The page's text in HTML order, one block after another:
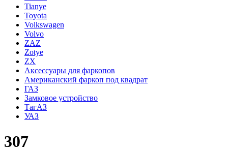
Tianye
Toyota
Volkswagen
Volvo
ZAZ
Zotye
ZX
Аксессуары для фаркопов
Американский фаркоп под квадрат
ГАЗ
Замковое устройство
ТагАЗ
УАЗ
307